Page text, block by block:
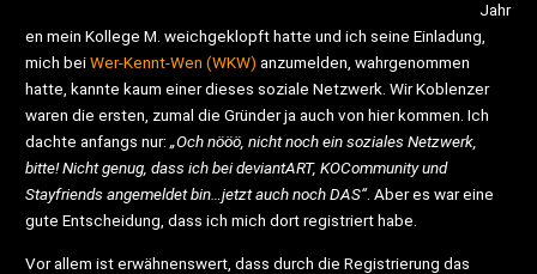
Jahr
en mein Kollege M. weichgeklopft hatte und ich seine Einladung,
mich beiWer-Kennt-Wen (WKW) anzumelden, wahrgenommen
hatte, kannte kaum einer dieses soziale Netzwerk. Wir Koblenzer
waren die ersten, zumal die Gründer ja auch von hier kommen. Ich
dachte anfangs nur:„Och nööö, nicht noch ein soziales Netzwerk,
bitte! Nicht genug, dass ich bei deviantART, KOCommunity und
Stayfriends angemeldet bin…jetzt auch noch DAS“. Aber es war eine
gute Entscheidung, dass ich mich dort registriert habe.
Vor allem ist erwähnenswert, dass durch die Registrierung das